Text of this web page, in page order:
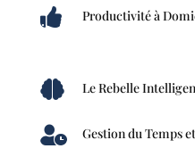
 Productivité à
 Le Rebelle
 Gestion du Temps